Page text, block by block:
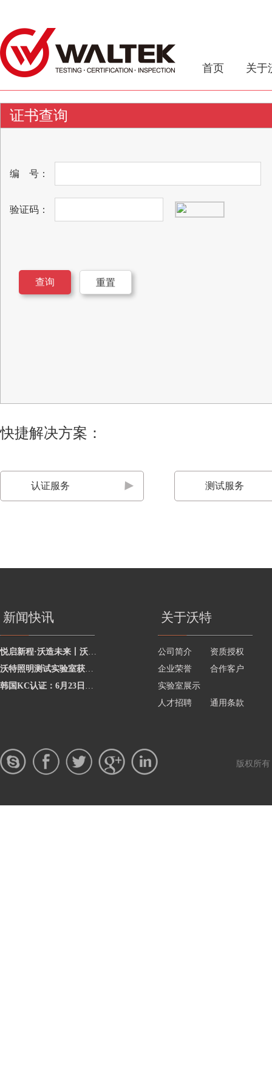
首页 关于
证书查询
编 号：
验证码：
查询 重置
快捷解决方案：
认证服务 测试服务
新闻快讯
悦启新程·沃造未来丨沃特学院2026年度讲师聘任暨2025年度优秀讲师颁奖活动圆
沃特照明测试实验室获澳洲灯具最新标准CNAS资质，助力企业合规出海澳洲市场
韩国KC认证：6月23日起将执行更严格的网络摄像头安全要求
关于沃特
公司简介
资质授权
企业荣誉
合作客户
实验室展示
人才招聘
通用条款
版权所